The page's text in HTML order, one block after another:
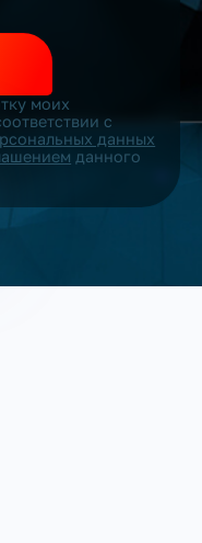
моих
с
данных
данного